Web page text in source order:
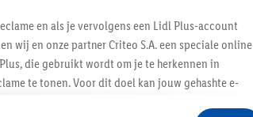
en als je vervolgens een Lidl Plus-account
wij en onze partner Criteo S.A. een speciale online
die gebruikt wordt om je te herkennen in
te tonen. Voor dit doel kan jouw gehashte e-